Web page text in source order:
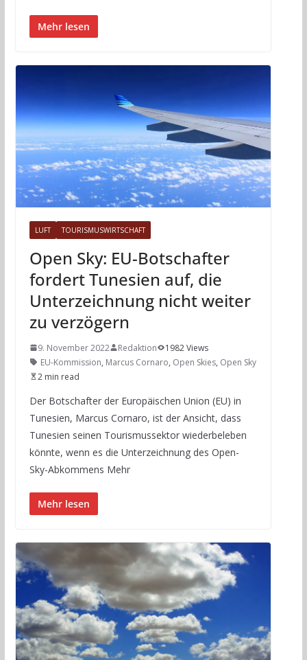
Mehr lesen
LUFT TOURISMUSWIRTSCHAFT
Open Sky: EU-Botschafter
fordert Tunesien auf, die
Unterzeichnung nicht weiter
zu verzögern
9. November 2022 Redaktion
1982 Views
EU-Kommission, Marcus Cornaro, Open Skies, Open Sky
2 min read
Der Botschafter der Europäischen Union (EU) in
Tunesien, Marcus Cornaro, ist der Ansicht, dass
Tunesien seinen Tourismussektor wiederbeleben
könnte, wenn es die Unterzeichnung des Open-
Sky-Abkommens Mehr
Mehr lesen